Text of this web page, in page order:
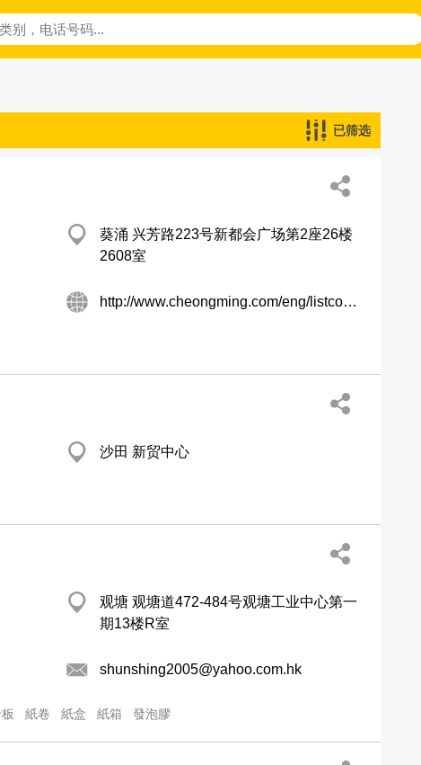
已筛选
葵涌 兴芳路223号新都会广场第2座26楼
2608室
http://www.cheongming.com/eng/listco_fin_info.htm
沙田 新贸中心
观塘 观塘道472-484号观塘工业中心第一
期13楼R室
shunshing2005@yahoo.com.hk
紙卷 紙盒 紙箱 發泡膠